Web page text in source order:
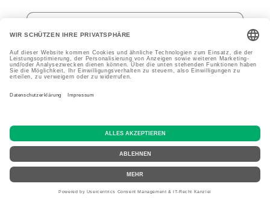
FacebookInstagramYouTubeTikTok
Zahlungsmethoden
Powered by Shopify
AGB
Kontaktinformationen